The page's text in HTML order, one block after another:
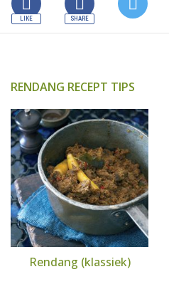
RENDANG RECEPT TIPS
Rendang (klassiek)